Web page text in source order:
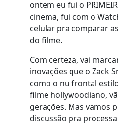
ontem eu fui o
cinema, fui com o
celular pra comparar
do filme.
Com certeza, vai
inovações que o Zack
como o nu frontal
filme hollywoodiano,
gerações. Mas vamos
discussão pra